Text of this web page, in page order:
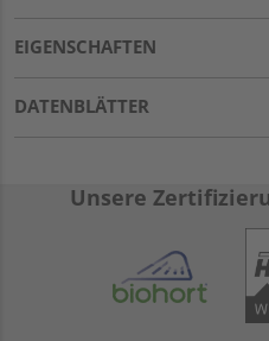
EIGENSCHAFTEN
DATENBLÄTTER
Unsere